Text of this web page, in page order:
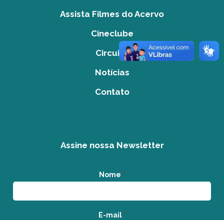
Assista Filmes do Acervo
Cineclube
Circuito
Notícias
Contato
Assine nossa Newsletter
Nome *
E-mail *